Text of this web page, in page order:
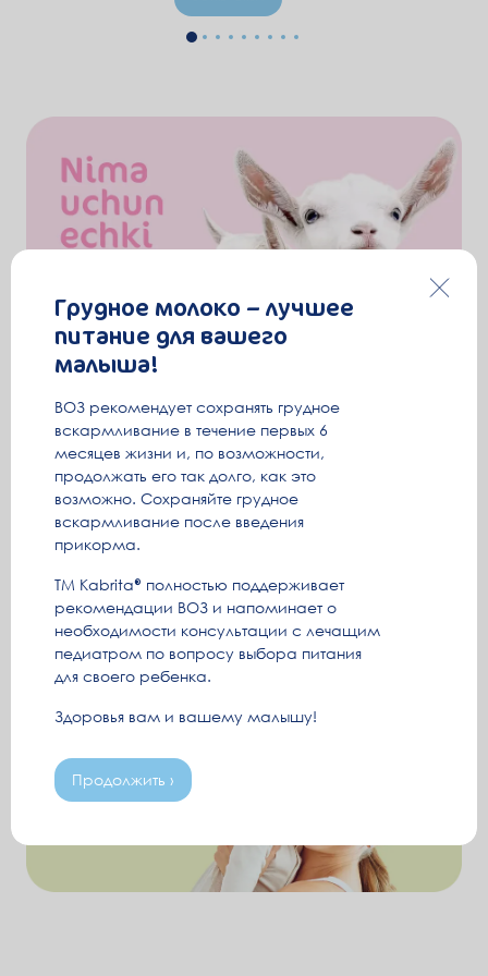
Грудное молоко – лучшее
питание для вашего
малыша!
ВОЗ рекомендует сохранять грудное
вскармливание в течение первых 6
месяцев жизни и, по возможности,
продолжать его так долго, как это
возможно. Сохраняйте грудное
вскармливание после введения
прикорма.
ТМ Kabrita
полностью поддерживает
рекомендации ВОЗ и напоминает о
необходимости консультации с лечащим
педиатром по вопросу выбора питания
для своего ребенка.
Здоровья вам и вашему малышу!
Продолжить ›